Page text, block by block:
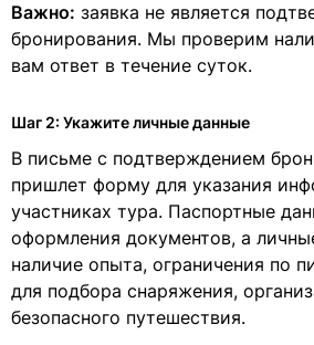
Важно: заявка не является
бронирования. Мы проверим
вам ответ в течение суток.
Шаг 2: Укажите личные данные
В письме с подтверждением
пришлет форму для указания
участниках тура. Паспортные
оформления документов, а
наличие опыта, ограничения по
для подбора снаряжения,
безопасного путешествия.